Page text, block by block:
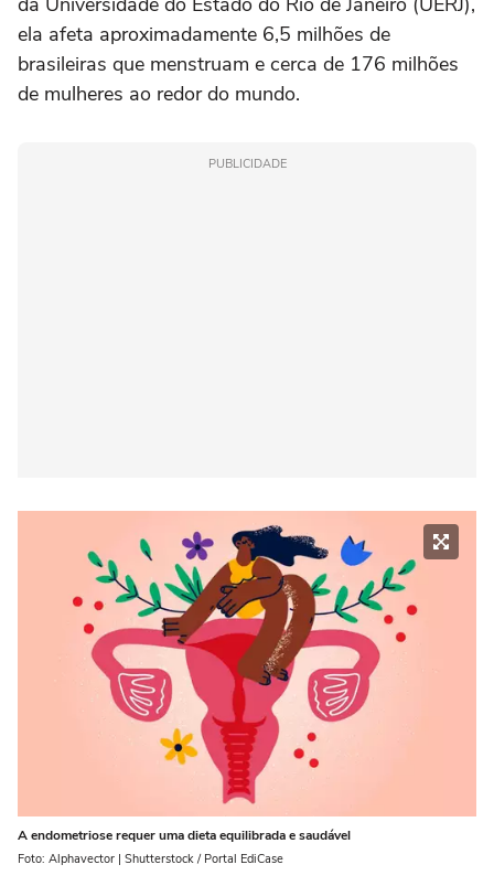
ela afeta aproximadamente 6,5 milhões de
brasileiras que menstruam e cerca de 176 milhões
de mulheres ao redor do mundo.
PUBLICIDADE
A endometriose requer uma dieta equilibrada e saudável
Foto: Alphavector | Shutterstock / Portal EdiCase